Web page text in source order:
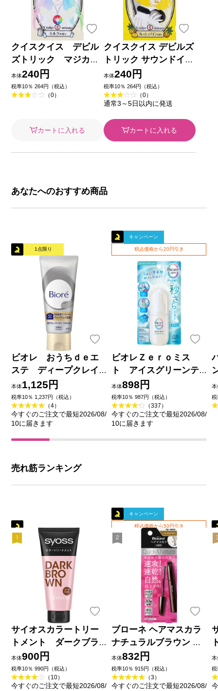
クイスクイス デビル
ズトリック マジカル
ミルキー ２５ｇ 石澤
研究所
本体240円
税率10％ 264円（税込）
（0）
カートに入れる
クイスクイス デビルズ
トリック サウンドイエ
ロー ２５ｇ 石澤研究
所
本体240円
税率10％ 264円（税込）
（0）
通常3～5日以内に発送
カートに入れる
あなたへのおすすめ商品
1点限り
ビオレ おうちｄｅエ
ステ ディープクレイ
洗顔 １８０ｇ 花王
本体1,125円
税率10％ 1,237円（税込）
（4）
今すぐのご注文で最短2026/08/
10に届きます
キャンペーン
税込価格から20円引き
ビオレＺｅｒｏミス
ト アイスグリーンテ
ィーの香り ６０ｍＬ 花
王
本体898円
税率10％ 987円（税込）
（337）
今すぐのご注文で最短2026/08/
10に届きます
本
税
売れ筋ランキング
サイオスカラートリー
トメント ダークブラ
ウン １８０ｇ ヘンケル
ジャパン
本体900円
税率10％ 990円（税込）
（10）
今すぐのご注文で最短2026/08/
キャンペーン
税込価格から50円引き
ブローネ ヘアマスカラ
ナチュラルブラウン １
２ｍｌ 花王
本体832円
税率10％ 915円（税込）
（3）
今すぐのご注文で最短2026/08/
本
税